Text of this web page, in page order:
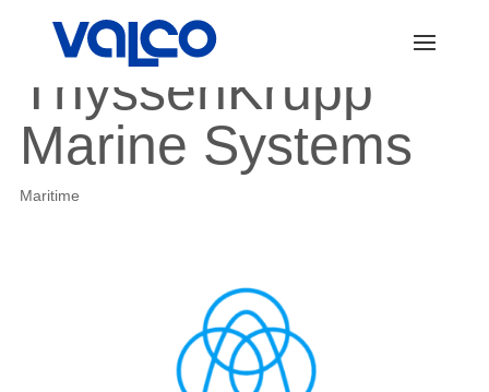
ThyssenKrupp
Marine Systems
Maritime